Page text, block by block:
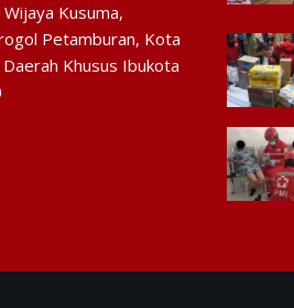
Kusuma,
Petamburan, Kota
Khusus Ibukota